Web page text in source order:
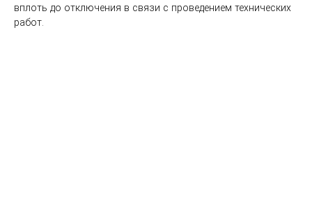
вплоть до отключения в связи с проведением технических
работ.